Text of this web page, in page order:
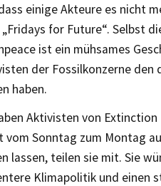
einige Akteure es nicht
for Future“. Selbst
ist ein mühsames
der Fossilkonzerne
haben.
Aktivisten von
vom Sonntag zum Montag
lassen, teilen sie mit. Sie
Klimapolitik und einen